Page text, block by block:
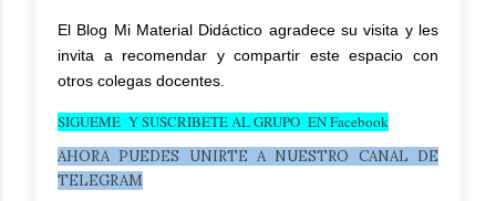
El Blog Mi Material Didáctico agradece su visita y les
invita a recomendar y compartir este espacio con
otros colegas docentes.
SIGUEME Y SUSCRIBETE AL GRUPO EN Facebook
AHORA PUEDES UNIRTE A NUESTRO CANAL DE
TELEGRAM